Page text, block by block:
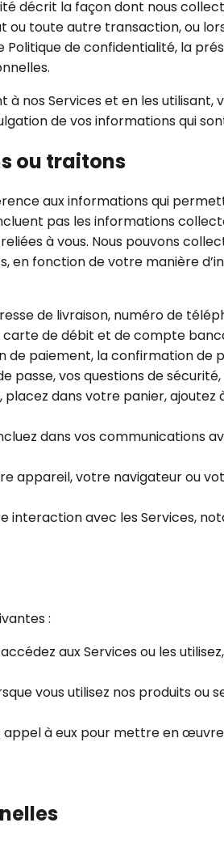
décrit la façon dont nous
ou toute autre transaction, ou
de confidentialité, la
Services et en les utilisant,
de vos informations qui
ou traitons
aux informations qui
pas les informations
à vous. Nous pouvons
fonction de votre manière
de livraison, numéro de
de débit et de compte
paiement, la confirmation de
passe, vos questions de
dans votre panier,
dans vos communications
appareil, votre navigateur ou
avec les Services,
:
aux Services ou les
vous utilisez nos produits ou
appel à eux pour mettre en